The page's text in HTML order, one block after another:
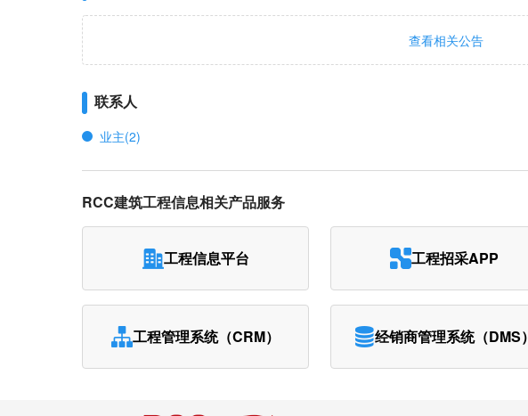
查看相关公告
联系人
业主(2)
RCC建筑工程信息相关产品服务
工程信息平台 工程招采APP
工程管理系统（CRM） 经销商管理系统（DMS）